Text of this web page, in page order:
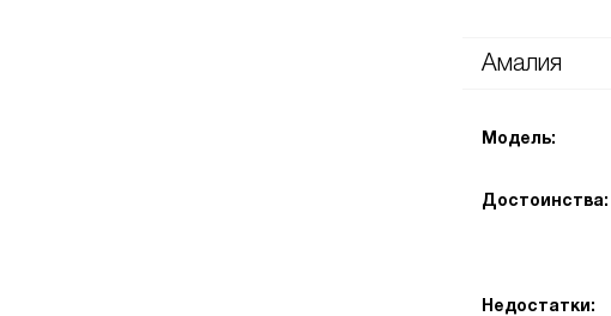
Амалия
Модель:
Достоинства:
Недостатки: